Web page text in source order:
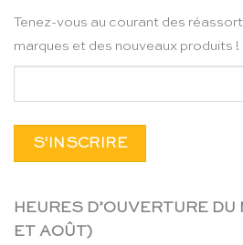
Tenez-vous au courant des
marques et des nouveaux produits !
HEURES D’OUVERTURE
ET AOÛT)